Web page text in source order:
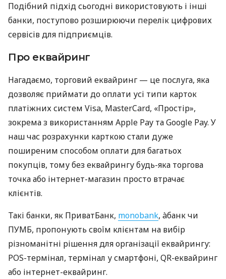
Подібний підхід сьогодні використовують і інші
банки, поступово розширюючи перелік цифрових
сервісів для підприємців.
Про еквайринг
Нагадаємо, торговий еквайринг — це послуга, яка
дозволяє приймати до оплати усі типи карток
платіжних систем Visa, MasterCard, «Простір»,
зокрема з використанням Apple Pay та Google Pay. У
наш час розрахунки карткою стали дуже
поширеним способом оплати для багатьох
покупців, тому без еквайрингу будь-яка торгова
точка або інтернет-магазин просто втрачає
клієнтів.
Такі банки, як ПриватБанк, monobank, àбанк чи
ПУМБ, пропонують своїм клієнтам на вибір
різноманітні рішення для організації еквайрингу:
POS-термінал, термінал у смартфоні, QR-еквайринг
або інтернет-еквайринг.